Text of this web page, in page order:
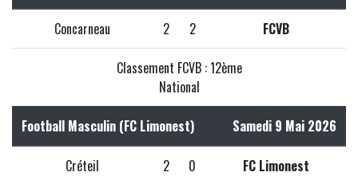
Concarneau 2 2 FCVB
Classement FCVB : 12ème
National
Football Masculin (FC Limonest) Samedi 9 Mai 2026
Créteil 2 0 FC Limonest